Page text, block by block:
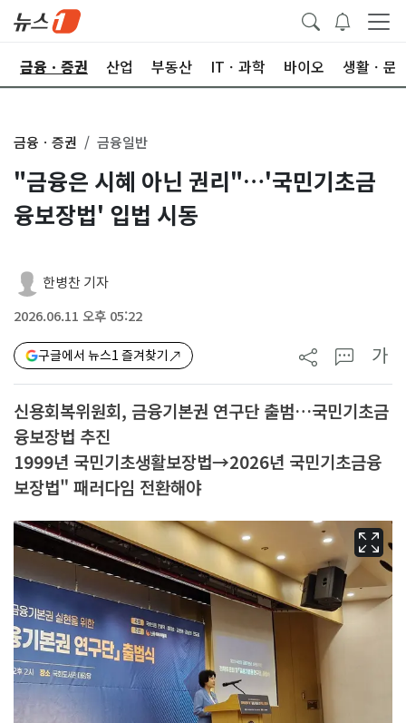
금융ㆍ증권 산업 부동산 ITㆍ과학 바이오 생활ㆍ문
금융ㆍ증권 금융일반
"금융은 시혜 아닌 권리"…'국민기초금
융보장법' 입법 시동
한병찬 기자
2026.06.11 오후 05:22
구글에서 뉴스1 즐겨찾기 가
신용회복위원회, 금융기본권 연구단 출범…국민기초금
융보장법 추진
1999년 국민기초생활보장법→2026년 국민기초금융
보장법" 패러다임 전환해야